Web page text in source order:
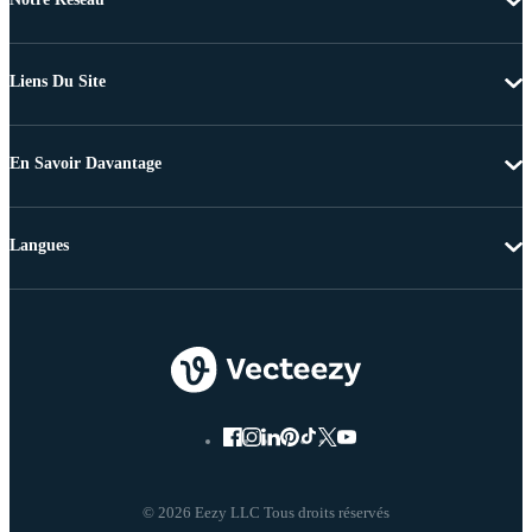
Liens Du Site
En Savoir Davantage
© 2026 Eezy LLC Tous droits réservés
Langues